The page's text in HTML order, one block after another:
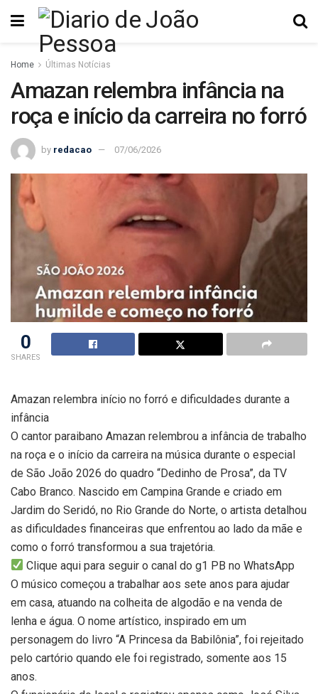
Home Últimas Notícias
Amazan relembra infância na
roça e início da carreira no forró
by redacao 07/06/2026
0
SHARES
Amazan relembra início no forró e dificuldades durante a
infância
O cantor paraibano Amazan relembrou a infância de trabalho
na roça e o início da carreira na música durante o especial
de São João 2026 do quadro “Dedinho de Prosa”, da TV
Cabo Branco. Nascido em Campina Grande e criado em
Jardim do Seridó, no Rio Grande do Norte, o artista detalhou
as dificuldades financeiras que enfrentou ao lado da mãe e
como o forró transformou a sua trajetória.
Clique aqui para seguir o canal do g1 PB no WhatsApp
O músico começou a trabalhar aos sete anos para ajudar
em casa, atuando na colheita de algodão e na venda de
lenha e água. O nome artístico, inspirado em um
personagem do livro “A Princesa da Babilônia”, foi rejeitado
pelo cartório quando ele foi registrado, somente aos 15
anos.